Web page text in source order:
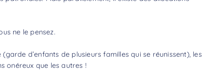
ne le pensez.
d’enfants de plusieurs familles qui se réunissent), les
onéreux que les autres !